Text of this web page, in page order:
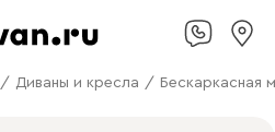
/ Диваны и кресла / Бескаркасная